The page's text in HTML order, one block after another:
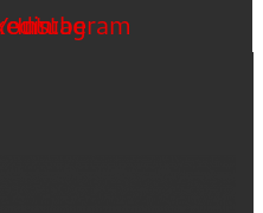
Instagram